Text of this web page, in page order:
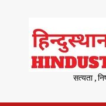
content
सत्यता ,